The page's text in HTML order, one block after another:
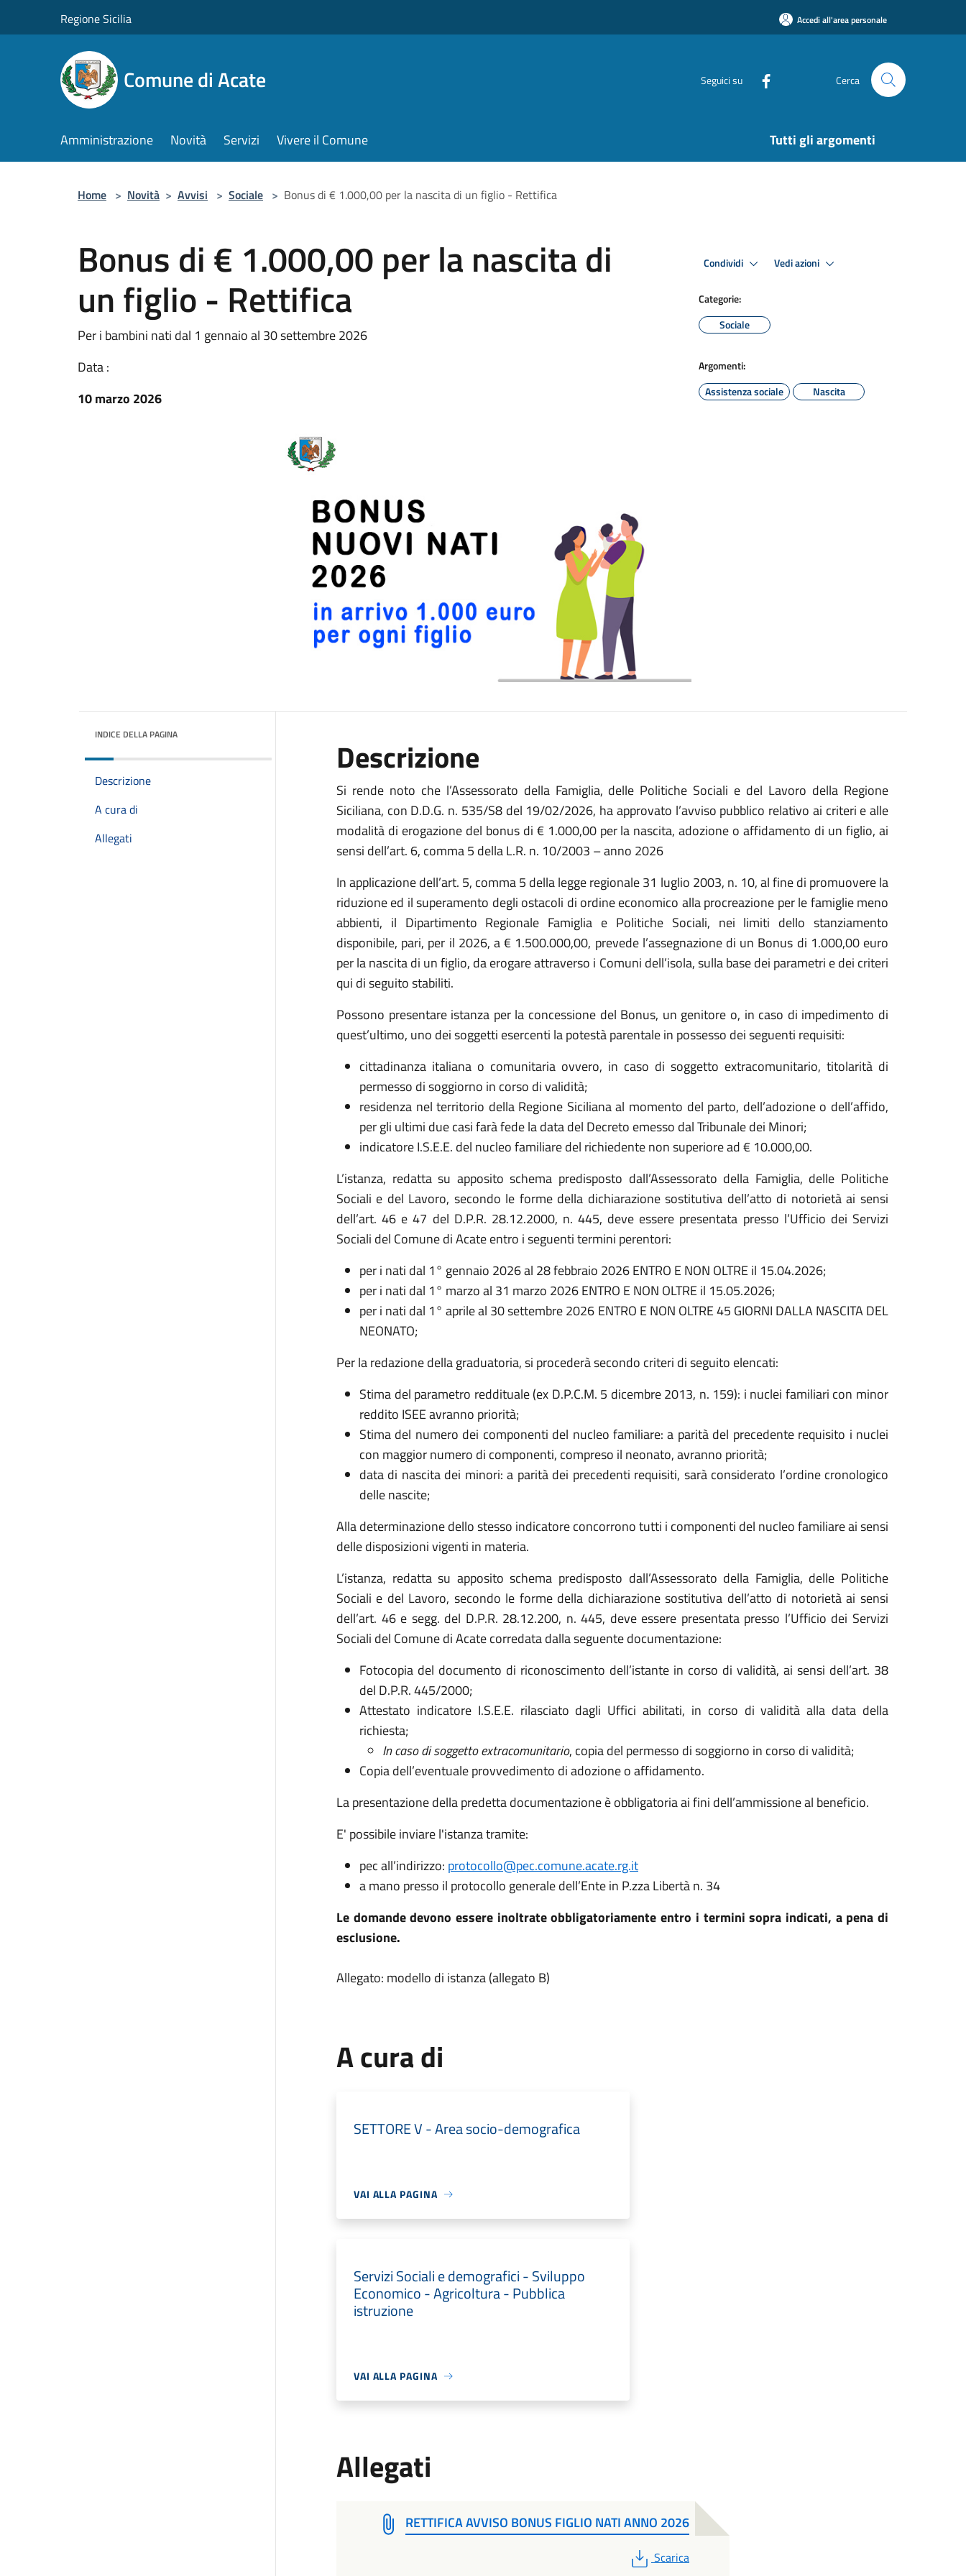
Regione Sicilia Accedi all'area personale
Comune di Acate Seguici su Cerca
Amministrazione Novità Servizi Vivere il Comune Tutti gli argomenti
Home > Novità > Avvisi > Sociale > Bonus di € 1.000,00 per la nascita di un figlio - Rettifica
Bonus di € 1.000,00 per la nascita di
un figlio - Rettifica
Per i bambini nati dal 1 gennaio al 30 settembre 2026
Data :
10 marzo 2026
Condividi Vedi azioni
Categorie:
Sociale
Argomenti:
Assistenza sociale
Nascita
INDICE DELLA PAGINA
Descrizione
A cura di
Allegati
Descrizione
Si rende noto che l’Assessorato della Famiglia, delle Politiche Sociali e del Lavoro della Regione
Siciliana, con D.D.G. n. 535/S8 del 19/02/2026, ha approvato l’avviso pubblico relativo ai criteri e alle
modalità di erogazione del bonus di € 1.000,00 per la nascita, adozione o affidamento di un figlio, ai
sensi dell’art. 6, comma 5 della L.R. n. 10/2003 – anno 2026
In applicazione dell’art. 5, comma 5 della legge regionale 31 luglio 2003, n. 10, al fine di promuovere la
riduzione ed il superamento degli ostacoli di ordine economico alla procreazione per le famiglie meno
abbienti, il Dipartimento Regionale Famiglia e Politiche Sociali, nei limiti dello stanziamento
disponibile, pari, per il 2026, a € 1.500.000,00, prevede l’assegnazione di un Bonus di 1.000,00 euro
per la nascita di un figlio, da erogare attraverso i Comuni dell’isola, sulla base dei parametri e dei criteri
qui di seguito stabiliti.
Possono presentare istanza per la concessione del Bonus, un genitore o, in caso di impedimento di
quest’ultimo, uno dei soggetti esercenti la potestà parentale in possesso dei seguenti requisiti:
cittadinanza italiana o comunitaria ovvero, in caso di soggetto extracomunitario, titolarità di
permesso di soggiorno in corso di validità;
residenza nel territorio della Regione Siciliana al momento del parto, dell’adozione o dell’affido,
per gli ultimi due casi farà fede la data del Decreto emesso dal Tribunale dei Minori;
indicatore I.S.E.E. del nucleo familiare del richiedente non superiore ad € 10.000,00.
L’istanza, redatta su apposito schema predisposto dall’Assessorato della Famiglia, delle Politiche
Sociali e del Lavoro, secondo le forme della dichiarazione sostitutiva dell’atto di notorietà ai sensi
dell’art. 46 e 47 del D.P.R. 28.12.2000, n. 445, deve essere presentata presso l’Ufficio dei Servizi
Sociali del Comune di Acate entro i seguenti termini perentori:
per i nati dal 1° gennaio 2026 al 28 febbraio 2026 ENTRO E NON OLTRE il 15.04.2026;
per i nati dal 1° marzo al 31 marzo 2026 ENTRO E NON OLTRE il 15.05.2026;
per i nati dal 1° aprile al 30 settembre 2026 ENTRO E NON OLTRE 45 GIORNI DALLA NASCITA DEL
NEONATO;
Per la redazione della graduatoria, si procederà secondo criteri di seguito elencati:
Stima del parametro reddituale (ex D.P.C.M. 5 dicembre 2013, n. 159): i nuclei familiari con minor
reddito ISEE avranno priorità;
Stima del numero dei componenti del nucleo familiare: a parità del precedente requisito i nuclei
con maggior numero di componenti, compreso il neonato, avranno priorità;
data di nascita dei minori: a parità dei precedenti requisiti, sarà considerato l’ordine cronologico
delle nascite;
Alla determinazione dello stesso indicatore concorrono tutti i componenti del nucleo familiare ai sensi
delle disposizioni vigenti in materia.
L’istanza, redatta su apposito schema predisposto dall’Assessorato della Famiglia, delle Politiche
Sociali e del Lavoro, secondo le forme della dichiarazione sostitutiva dell’atto di notorietà ai sensi
dell’art. 46 e segg. del D.P.R. 28.12.200, n. 445, deve essere presentata presso l’Ufficio dei Servizi
Sociali del Comune di Acate corredata dalla seguente documentazione:
Fotocopia del documento di riconoscimento dell’istante in corso di validità, ai sensi dell’art. 38
del D.P.R. 445/2000;
Attestato indicatore I.S.E.E. rilasciato dagli Uffici abilitati, in corso di validità alla data della
richiesta;
In caso di soggetto extracomunitario, copia del permesso di soggiorno in corso di validità;
Copia dell’eventuale provvedimento di adozione o affidamento.
La presentazione della predetta documentazione è obbligatoria ai fini dell’ammissione al beneficio.
E' possibile inviare l'istanza tramite:
pec all’indirizzo: protocollo@pec.comune.acate.rg.it
a mano presso il protocollo generale dell’Ente in P.zza Libertà n. 34
Le domande devono essere inoltrate obbligatoriamente entro i termini sopra indicati, a pena di
esclusione.
Allegato: modello di istanza (allegato B)
A cura di
SETTORE V - Area socio-demografica
VAI ALLA PAGINA
Servizi Sociali e demografici - Sviluppo
Economico - Agricoltura - Pubblica
istruzione
VAI ALLA PAGINA
Allegati
RETTIFICA AVVISO BONUS FIGLIO NATI ANNO 2026
PDF
Scarica